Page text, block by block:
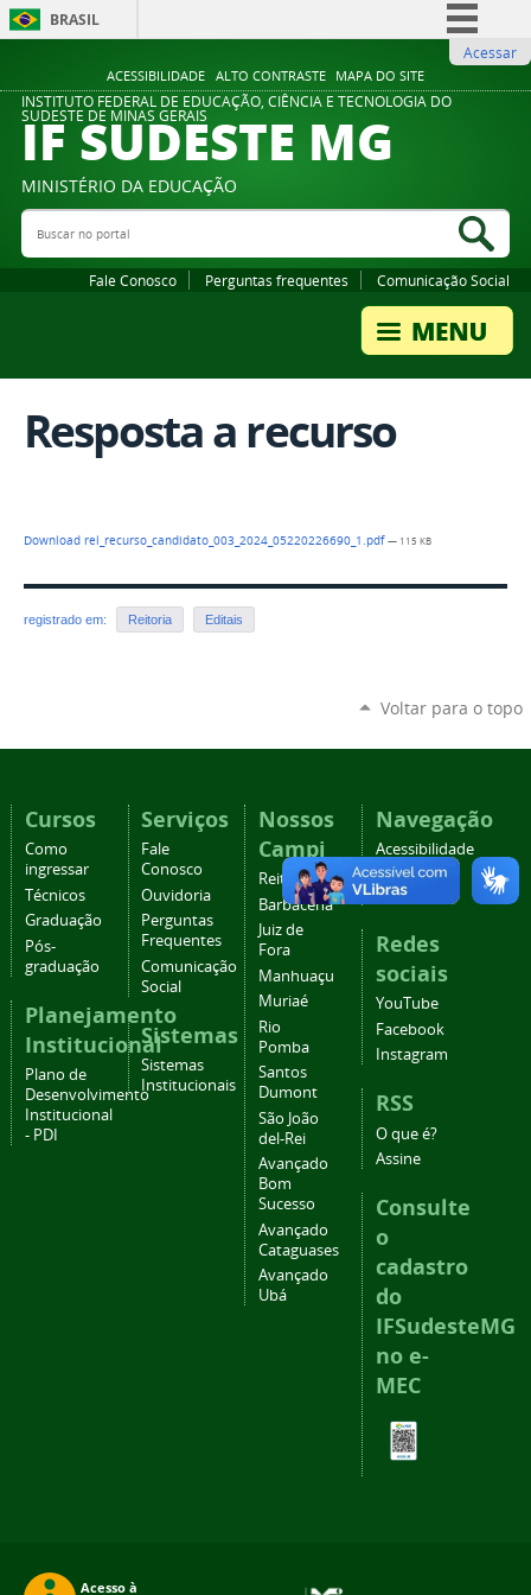
ACESSIBILIDADE ALTO CONTRASTE MAPA DO SITE
BRASIL
Comunica BR
Participe
Legislação
Acessar
INSTITUTO FEDERAL DE EDUCAÇÃO, CIÊNCIA E TECNOLOGIA DO
SUDESTE DE MINAS GERAIS
IF SUDESTE MG
MINISTÉRIO DA EDUCAÇÃO
Buscar no portal
Fale Conosco Perguntas frequentes Comunicação Social
Resposta a recurso
Download rel_recurso_candidato_003_2024_05220226690_1.pdf— 115 KB
registrado em: Reitoria Editais
Voltar para o topo
Cursos
Como
ingressar
Técnicos
Graduação
Pós-
graduação
Planejamento
Institucional
Plano de
Desenvolvimento
Institucional
- PDI
Serviços
Fale
Conosco
Ouvidoria
Perguntas
Frequentes
Comunicação
Social
Sistemas
Sistemas
Institucionais
Nossos
Campi
Reitoria
Barbacena
Juiz de
Fora
Manhuaçu
Muriaé
Rio
Pomba
Santos
Dumont
São João
del-Rei
Avançado
Bom
Sucesso
Avançado
Cataguases
Avançado
Ubá
Navegação
Acessibilidade
Mapa do
site
Redes
sociais
YouTube
Facebook
Instagram
RSS
O que é?
Assine
Consulte
o
cadastro
do
IFSudesteMG
no e-
MEC